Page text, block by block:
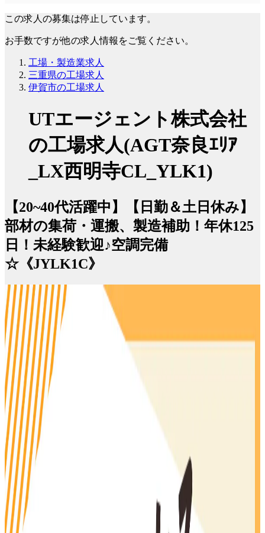
この求人の募集は停止しています。
お手数ですが他の求人情報をご覧ください。
工場・製造業求人
三重県の工場求人
伊賀市の工場求人
UTエージェント株式会社
の工場求人(AGT奈良ｴﾘｱ
_LX西明寺CL_YLK1)
【20~40代活躍中】【日勤＆土日休み】
部材の集荷・運搬、製造補助！年休125
日！未経験歓迎♪空調完備
☆《JYLK1C》